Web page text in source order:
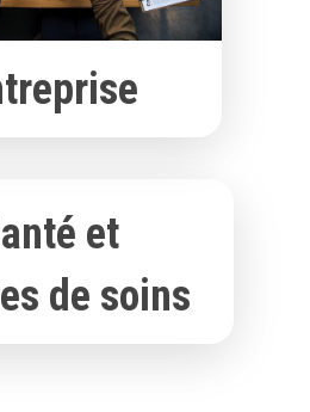
et
de soins